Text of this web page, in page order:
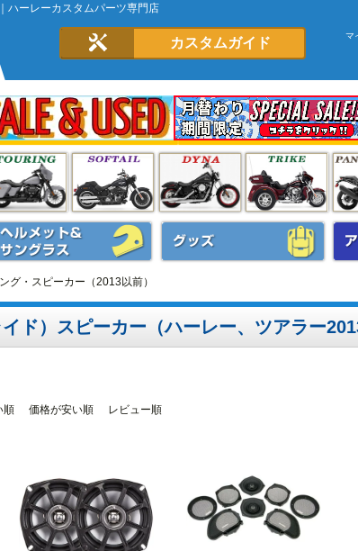
ハーレーカスタムパーツ専門店
カスタムガイド マ
グ・スピーカー（2013以前）
ド）スピーカー（ハーレー、ツアラー
順 価格が安い順 レビュー順